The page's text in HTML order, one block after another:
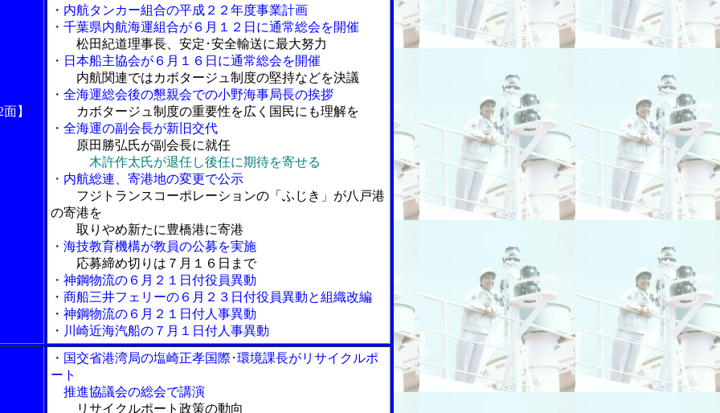
】
・内航タンカー組合の平成２２年度事業計画
・千葉県内航海運組合が６月１２日に通常総会を開催
松田紀道理事長、安定･安全輸送に最大努力
・日本船主協会が６月１６日に通常総会を開催
内航関連ではカボタージュ制度の堅持などを決議
・全海運総会後の懇親会での小野海事局長の挨拶
カボタージュ制度の重要性を広く国民にも理解を
・全海運の副会長が新旧交代
原田勝弘氏が副会長に就任
木許作太氏が退任し後任に期待を寄せる
・内航総連、寄港地の変更で公示
フジトランスコーポレーションの「ふじき」が八戸港
の寄港を
取りやめ新たに豊橋港に寄港
・海技教育機構が教員の公募を実施
応募締め切りは７月１６日まで
・神鋼物流の６月２１日付役員異動
・商船三井フェリーの６月２３日付役員異動と組織改編
・神鋼物流の６月２１日付人事異動
・川崎近海汽船の７月１日付人事異動
・国交省港湾局の塩崎正孝国際･環境課長がリサイクルポ
ート
推進協議会の総会で講演
リサイクルポート政策の動向